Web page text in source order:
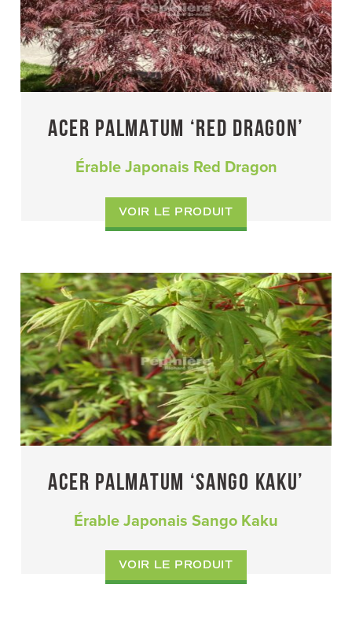
ACER PALMATUM ‘RED DRAGON’
Érable Japonais Red Dragon
VOIR LE PRODUIT
ACER PALMATUM ‘SANGO KAKU’
Érable Japonais Sango Kaku
VOIR LE PRODUIT